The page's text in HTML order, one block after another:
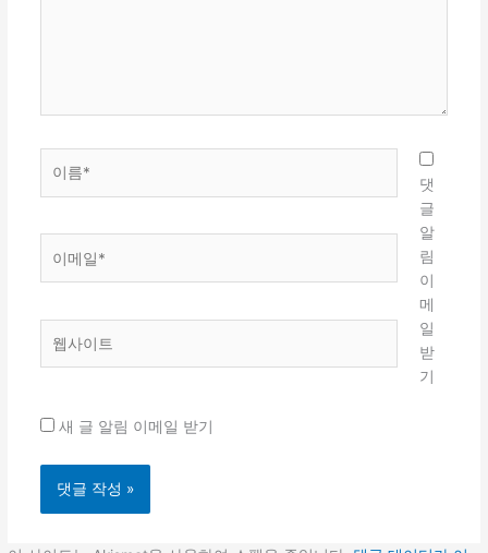
*
댓
글
알
림
이
메
일
받
기
새 글 알림 이메일 받기